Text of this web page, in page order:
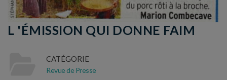
L 'ÉMISSION QUI DONNE FAIM
CATÉGORIE
Revue de Presse